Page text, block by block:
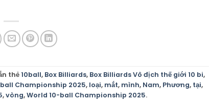
thẻ 10ball, Box Billiards, Box Billiards Vô địch thế giới 10 bi,
Championship 2025, loại, mắt, mình, Nam, Phương, tại,
,vòng,World 10-ball Championship 2025.